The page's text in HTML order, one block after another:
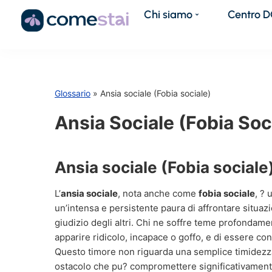
Chi siamo Centro
Glossario » Ansia sociale (Fobia sociale)
Ansia Sociale (Fobia
Ansia sociale (Fobia
L’ansia sociale, nota anche come fobia sociale, ?
un’intensa e persistente paura di affrontare
giudizio degli altri. Chi ne soffre teme
apparire ridicolo, incapace o goffo, e di essere
Questo timore non riguarda una semplice
ostacolo che pu? compromettere